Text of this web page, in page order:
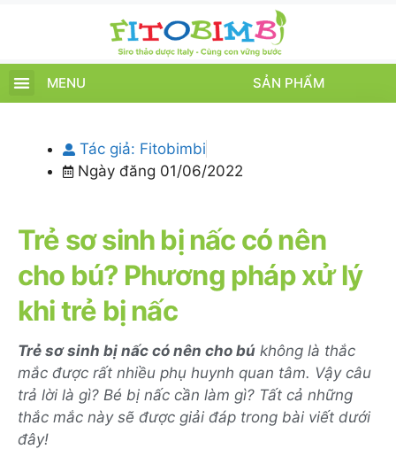
MENU SẢN PHẨM
Tác giả: Fitobimbi
Ngày đăng 01/06/2022
Trẻ sơ sinh bị nấc có nên
cho bú? Phương pháp xử lý
khi trẻ bị nấc
Trẻ sơ sinh bị nấc có nên cho bú không là thắc
mắc được rất nhiều phụ huynh quan tâm. Vậy câu
trả lời là gì? Bé bị nấc cần làm gì? Tất cả những
thắc mắc này sẽ được giải đáp trong bài viết dưới
đây!